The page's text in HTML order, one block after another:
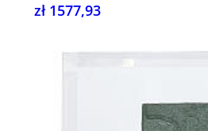
zł 1577,93